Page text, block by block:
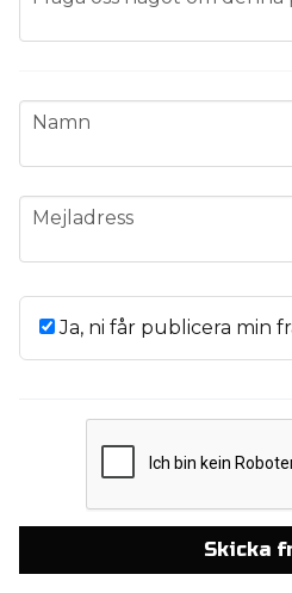
name
Namn
email
Mejladress
Ja, ni får publicera min
Skicka